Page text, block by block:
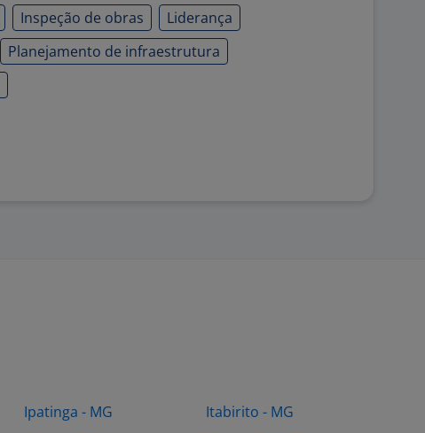
Inspeção de obras
Liderança
Planejamento de infraestrutura
Ipatinga - MG
Itabirito - MG